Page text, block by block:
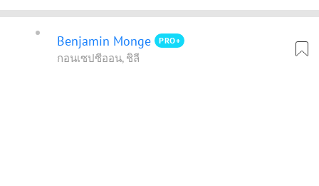
Benjamin Monge PRO+
กอนเซปซีออน, ชิลี